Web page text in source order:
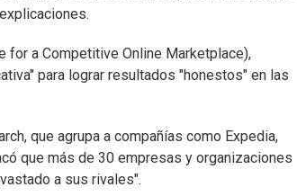
for a Competitive Online Marketplace),
para lograr resultados "honestos" en las
que agrupa a compañías como Expedia,
que más de 30 empresas y organizaciones
a sus rivales".